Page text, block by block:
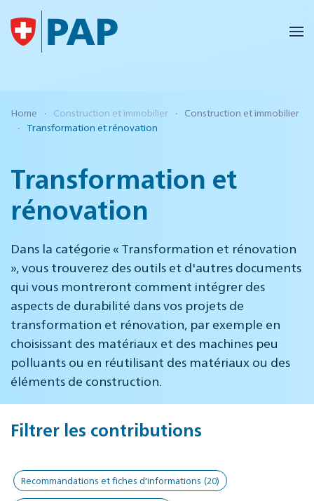
Accéder au contenu principal
Home Construction et immobilier
Construction et immobilier
Transformation et rénovation
Transformation et
rénovation
Dans la catégorie « Transformation et rénovation
», vous trouverez des outils et d'autres documents
qui vous montreront comment intégrer des
aspects de durabilité dans vos projets de
transformation et rénovation, par exemple en
choisissant des matériaux et des machines peu
polluants ou en réutilisant des matériaux ou des
éléments de construction.
Filtrer les contributions
Recommandations et fiches d'informations (20)